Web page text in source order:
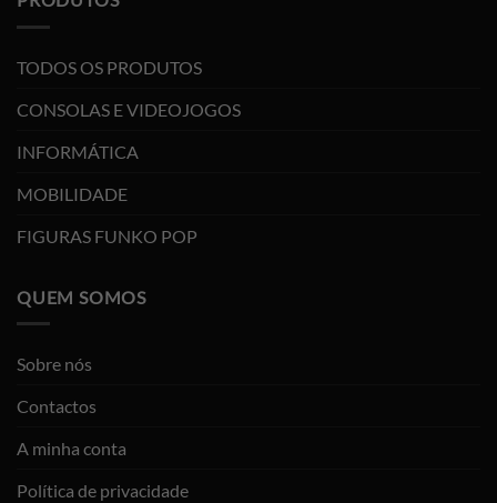
TODOS OS PRODUTOS
CONSOLAS E VIDEOJOGOS
INFORMÁTICA
MOBILIDADE
FIGURAS FUNKO POP
QUEM SOMOS
Sobre nós
Contactos
A minha conta
Política de privacidade